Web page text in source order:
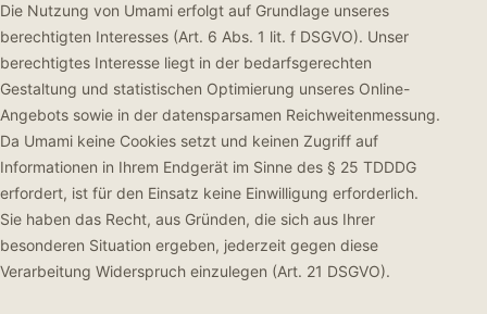
Die Nutzung von Umami erfolgt auf Grundlage unseres
berechtigten Interesses (Art. 6 Abs. 1 lit. f DSGVO). Unser
berechtigtes Interesse liegt in der bedarfsgerechten
Gestaltung und statistischen Optimierung unseres Online-
Angebots sowie in der datensparsamen Reichweitenmessung.
Da Umami keine Cookies setzt und keinen Zugriff auf
Informationen in Ihrem Endgerät im Sinne des § 25 TDDDG
erfordert, ist für den Einsatz keine Einwilligung erforderlich.
Sie haben das Recht, aus Gründen, die sich aus Ihrer
besonderen Situation ergeben, jederzeit gegen diese
Verarbeitung Widerspruch einzulegen (Art. 21 DSGVO).